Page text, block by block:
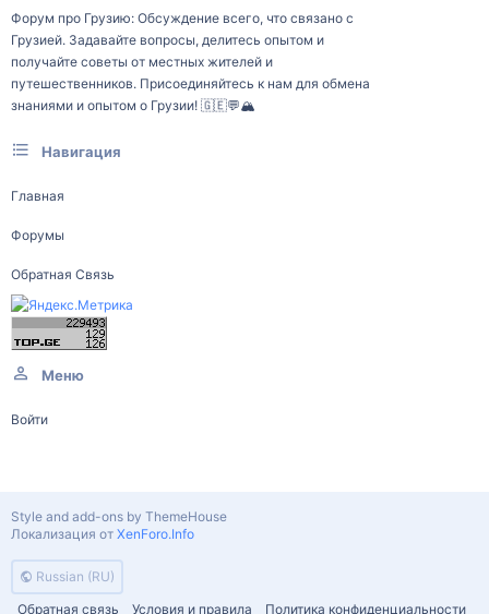
Форум про Грузию: Обсуждение всего, что связано с
Грузией. Задавайте вопросы, делитесь опытом и
получайте советы от местных жителей и
путешественников. Присоединяйтесь к нам для обмена
знаниями и опытом о Грузии! 🇬🇪💬🏔️
Навигация
Главная
Форумы
Обратная Связь
Меню
Войти
Russian (RU)
Обратная связь
Условия и правила Политика конфиденциальности
Style and add-ons by ThemeHouse
Локализация от XenForo.Info